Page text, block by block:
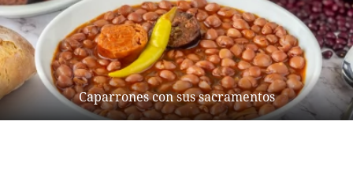
Caparrones con sus sacramentos